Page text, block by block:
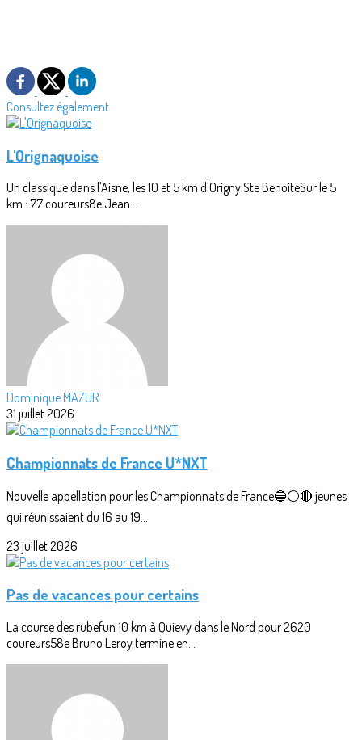
Consultez également
L'Orignaquoise
Un classique dans l'Aisne, les 10 et 5 km d'Origny Ste BenoiteSur le 5
km : 77 coureurs8e Jean...
Dominique MAZUR
31 juillet 2026
Championnats de France U*NXT
Nouvelle appellation pour les Championnats de France🔵⚪🔴 jeunes
qui réunissaient du 16 au 19...
23 juillet 2026
Pas de vacances pour certains
La course des rubefun 10 km à Quievy dans le Nord pour 2620
coureurs58e Bruno Leroy termine en...